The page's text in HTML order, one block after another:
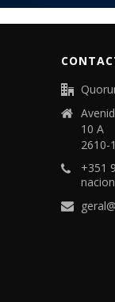
10 A
2610-
+351